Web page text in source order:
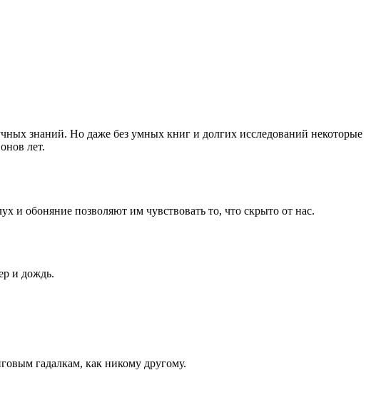
знаний. Но даже без умных книг и долгих исследований некоторые
лет.
и обоняние позволяют им чувствовать то, что скрыто от нас.
и дождь.
гадалкам, как никому другому.